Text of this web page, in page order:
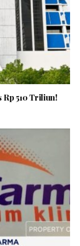
Rp 510 Triliun!